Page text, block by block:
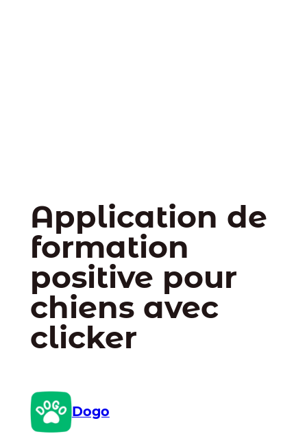
Application de
formation
positive pour
chiens avec
clicker
Dogo